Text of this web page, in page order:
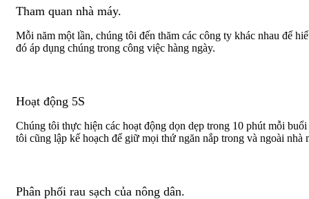
Tham quan nhà máy.
Mỗi năm một lần, chúng tôi đến thăm các công ty khác nhau để
đó áp dụng chúng trong công việc hàng ngày.
Hoạt động 5S
Chúng tôi thực hiện các hoạt động dọn dẹp trong 10 phút mỗi
tôi cũng lập kế hoạch để giữ mọi thứ ngăn nắp trong và ngoài nhà
Phân phối rau sạch của nông dân.